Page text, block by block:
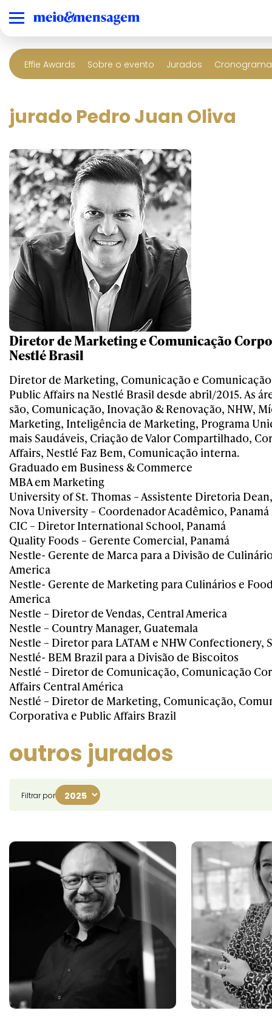
Effie Awards Sobre o evento Jurados
jurado Pedro Juan Oliva
Diretor de Marketing e Comunicação
Nestlé Brasil
Diretor de Marketing, Comunicação e
Public Affairs na Nestlé Brasil desde abril/2015. As
são, Comunicação, Inovação & Renovação, NHW,
Marketing, Inteligência de Marketing, Programa
mais Saudáveis, Criação de Valor Compartilhado,
Affairs, Nestlé Faz Bem, Comunicação interna.
Graduado em Business & Commerce
MBA em Marketing
University of St. Thomas – Assistente Diretoria
Nova University – Coordenador Acadêmico, Panamá
CIC – Diretor International School, Panamá
Quality Foods – Gerente Comercial, Panamá
Nestle- Gerente de Marca para a Divisão de
America
Nestle- Gerente de Marketing para Culinários e
America
Nestle – Diretor de Vendas, Central America
Nestle – Country Manager, Guatemala
Nestle – Diretor para LATAM e NHW Confectionery,
Nestlé- BEM Brazil para a Divisão de Biscoitos
Nestlé – Diretor de Comunicação, Comunicação
Affairs Central América
Nestlé – Diretor de Marketing, Comunicação,
Corporativa e Public Affairs Brazil
outros jurados
Filtrar por